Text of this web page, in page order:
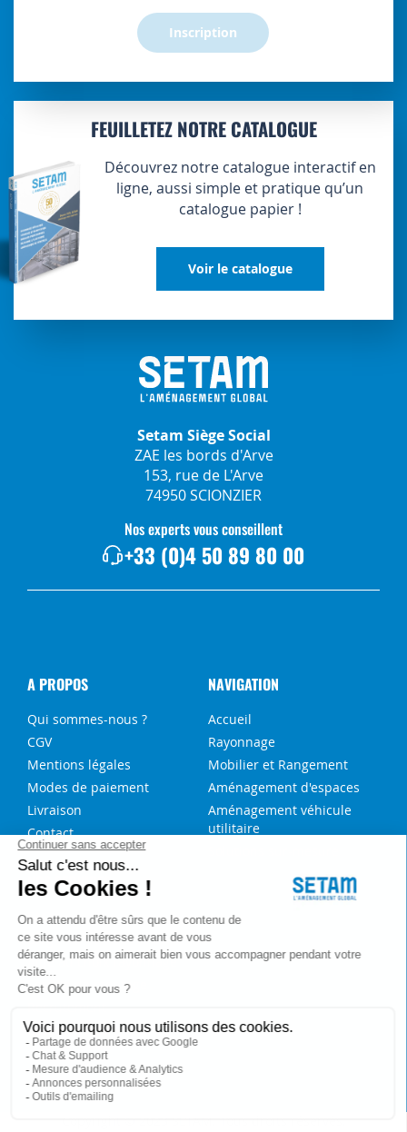
Inscription
FEUILLETEZ NOTRE CATALOGUE
Découvrez notre catalogue interactif en
ligne, aussi simple et pratique qu’un
catalogue papier !
Voir le catalogue
Setam Siège Social
ZAE les bords d'Arve
153, rue de L'Arve
74950 SCIONZIER
Nos experts vous conseillent
+33 (0)4 50 89 80 00
A PROPOS
Qui sommes-nous ?
CGV
Mentions légales
Modes de paiement
Livraison
Contact
NAVIGATION
Accueil
Rayonnage
Mobilier et Rangement
Aménagement d'espaces
Aménagement véhicule
utilitaire
NOS SERVICES
FAQ
Blog
Aide au choix rayonnage
Service de montage
Besoin d'aide ?